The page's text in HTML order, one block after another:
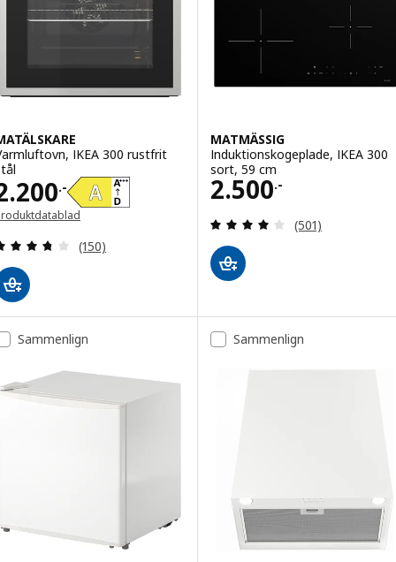
IKEA 300 rustfrit
.-
2200.-
Anmeld: 3.7 ud af 5 Stjerner. Anmeldelser i alt:
(150)
MATMÄSSIG
Induktionskogeplade, IKEA 300
sort, 59 cm
2.500.-
Pris 2500.-
Anmeld: 4.1 ud
(501)
Sammenlign Sammenlign